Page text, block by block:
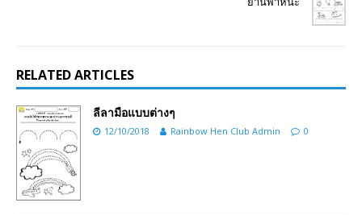
RELATED ARTICLES
ลีลามือแบบต่างๆ
12/10/2018 Rainbow Hen Club Admin 0